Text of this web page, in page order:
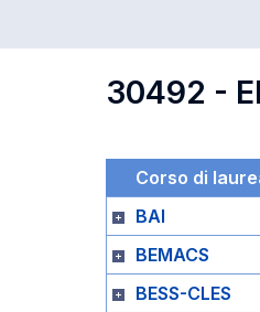
30492 -
Corso di
BAI
BEMACS
BESS-CLES